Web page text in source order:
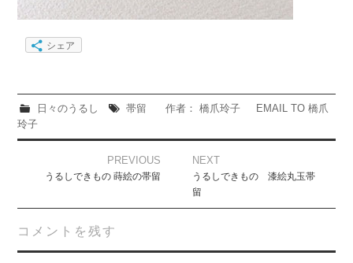
シェア
日々のうるし 帯留 作者： 橋爪玲子
EMAIL TO 橋爪
玲子
navigation
PREVIOUS
うるしできもの 蒔絵の帯留
NEXT
うるしできもの 漆絵丸玉帯
留
コメントを残す